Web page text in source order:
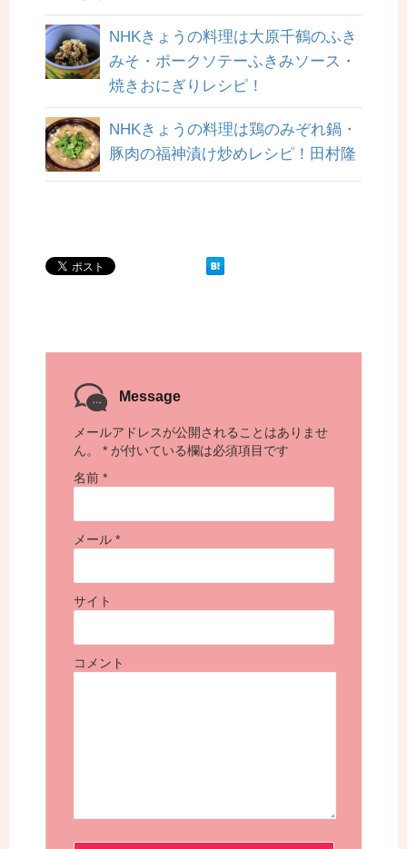
NHKきょうの料理は大原千鶴のふき
みそ・ポークソテーふきみソース・
焼きおにぎりレシピ！
NHKきょうの料理は鶏のみぞれ鍋・
豚肉の福神漬け炒めレシピ！田村隆
Message
メールアドレスが公開されることはありませ
ん。
* が付いている欄は必須項目です
名前 *
メール *
サイト
コメント